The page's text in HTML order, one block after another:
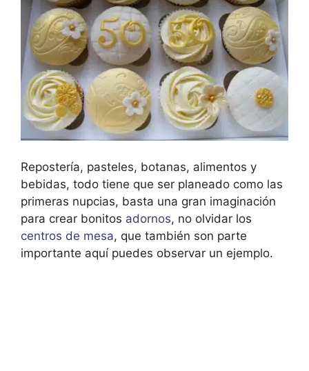
Repostería, pasteles, botanas, alimentos y
bebidas, todo tiene que ser planeado como las
primeras nupcias, basta una gran imaginación
para crear bonitos adornos, no olvidar los
centros de mesa, que también son parte
importante aquí puedes observar un ejemplo.